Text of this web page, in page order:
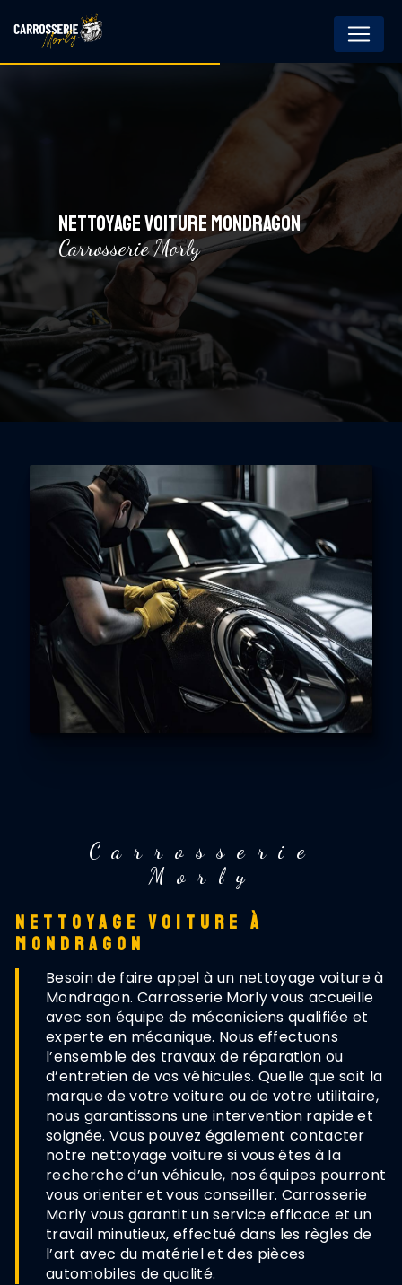
NETTOYAGE VOITURE MONDRAGON
Carrosserie Morly
Carrosserie
Morly
NETTOYAGE VOITURE À
MONDRAGON
Besoin de faire appel à un nettoyage voiture à
Mondragon. Carrosserie Morly vous accueille
avec son équipe de mécaniciens qualifiée et
experte en mécanique. Nous effectuons
l’ensemble des travaux de réparation ou
d’entretien de vos véhicules. Quelle que soit la
marque de votre voiture ou de votre utilitaire,
nous garantissons une intervention rapide et
soignée. Vous pouvez également contacter
notre nettoyage voiture si vous êtes à la
recherche d’un véhicule, nos équipes pourront
vous orienter et vous conseiller. Carrosserie
Morly vous garantit un service efficace et un
travail minutieux, effectué dans les règles de
l’art avec du matériel et des pièces
automobiles de qualité.
Panneau de gestion des cookies